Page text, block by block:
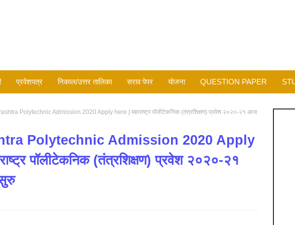
प्रवेशपत्र निकाल/उत्तर तालिका सराव पेपर योजना QUESTION PAPER
Polytechnic Admission 2020 Apply here | महाराष्ट्र पॉलीटेकनिक (तंत्रशिक्षण) प्रवेश २०२०-२१ आज
Polytechnic Admission 2020 Apply
पॉलीटेकनिक (तंत्रशिक्षण) प्रवेश २०२०-२१